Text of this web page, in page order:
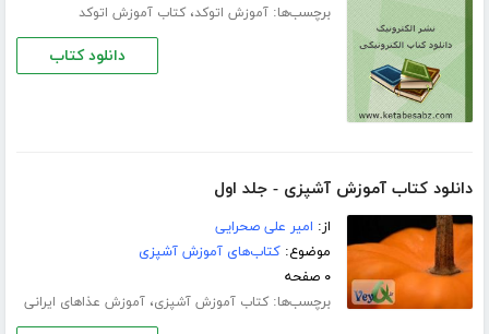
برچسب‌ها:آموزش اتوکد،کتاب آموزش اتوکد
دانلود کتاب
دانلود کتاب آموزش آشپزی - جلد اول
از: امیر علی صحرایی
موضوع:کتاب‌های آموزش آشپزی
۰ صفحه
برچسب‌ها:کتاب آموزش آشپزی،آموزش عذاهای ایرانی